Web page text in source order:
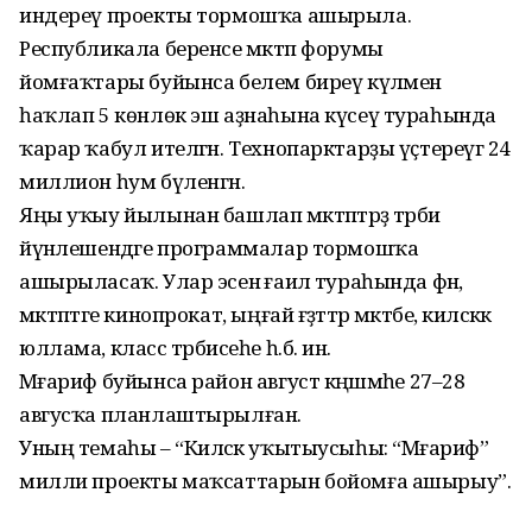
индереү проекты тормошҡа ашырыла.
Республикала беренсе мәктәп форумы
йомғаҡтары буйынса белем биреү күләмен
һаҡлап 5 көнлөк эш аҙнаһына күсеү тураһында
ҡарар ҡабул ителгән. Технопарктарҙы үҫтереүгә 24
миллион һум бүленгән.
Яңы уҡыу йылынан башлап мәктәптәрҙә тәрбиә
йүнәлешендәге программалар тормошҡа
ашырыласаҡ. Улар эсенә ғаилә тураһында фән,
мәктәптәге кинопрокат, ыңғай ғәҙәттәр мәктәбе, киләсәккә
юллама, класс тәрбиәсеһе һ.б. инә.
Мәғариф буйынса район август кәңәшмәһе 27–28
авгусҡа планлаштырылған.
Уның темаһы – “Киләсәк уҡытыусыһы: “Мәғариф”
милли проекты маҡсаттарын бойомға ашырыу”.